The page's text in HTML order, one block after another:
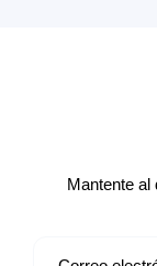
Mantente al